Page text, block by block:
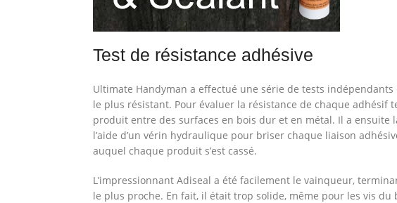
Test de résistance adhésive
Ultimate Handyman a effectué une série de tests
le plus résistant. Pour évaluer la résistance de chaque adhésif
produit entre des surfaces en bois dur et en métal. Il a ensuite
l’aide d’un vérin hydraulique pour briser chaque liaison
auquel chaque produit s’est cassé.
L’impressionnant Adiseal a été facilement le vainqueur,
le plus proche. En fait, il était trop solide, même pour les vis du